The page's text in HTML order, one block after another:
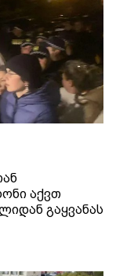
აქვთ
გაყვანას